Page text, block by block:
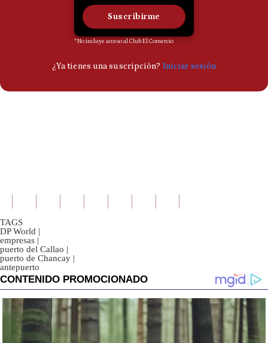
TAGS
DP World |
empresas |
puerto del Callao |
puerto de Chancay |
antepuerto